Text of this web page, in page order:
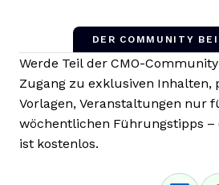
DER COMMUNITY
Werde Teil der CMO-
Zugang zu exklusiven Inhalten,
Vorlagen, Veranstaltungen nur
wöchentlichen Führungstipps –
ist kostenlos.